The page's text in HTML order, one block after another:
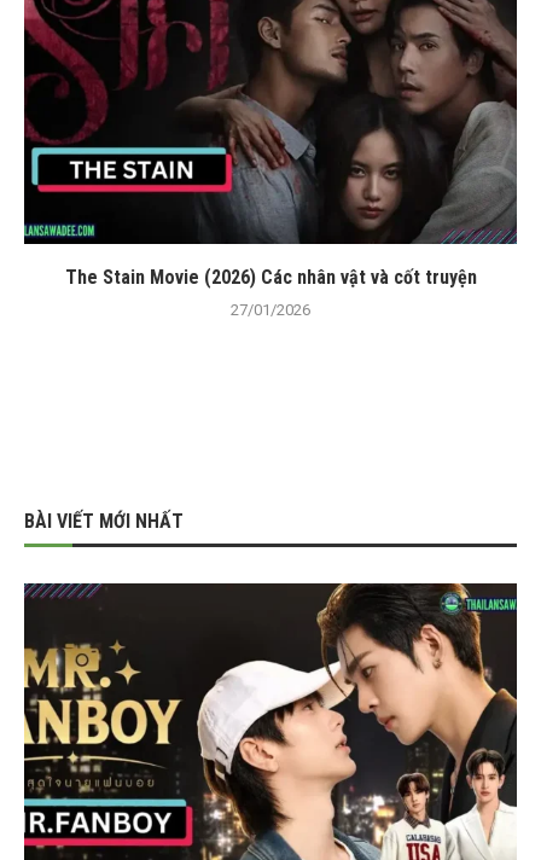
The Stain Movie (2026) Các nhân vật và cốt truyện
27/01/2026
BÀI VIẾT MỚI NHẤT